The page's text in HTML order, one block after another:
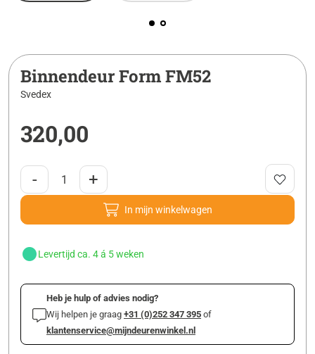
Binnendeur Form FM52
Svedex
320,00
- +
In mijn winkelwagen
Levertijd ca. 4 á 5 weken
Heb je hulp of advies nodig?
Wij helpen je graag +31 (0)252 347 395 of
klantenservice@mijndeurenwinkel.nl